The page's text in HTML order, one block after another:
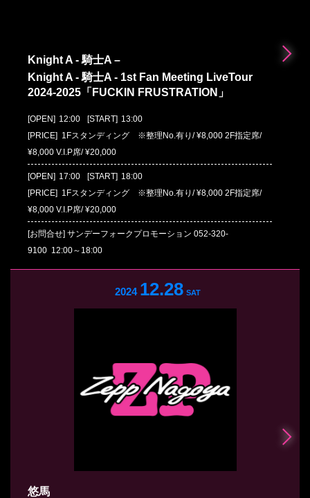
Knight A - 騎士A –
Knight A - 騎士A - 1st Fan Meeting LiveTour
2024-2025「FUCKIN FRUSTRATION」
[OPEN] 12:00 [START] 13:00
[PRICE] 1Fスタンディング ※整理No.有り/ ¥8,000 2F指定席/
¥8,000 V.I.P席/ ¥20,000
[OPEN] 17:00 [START] 18:00
[PRICE] 1Fスタンディング ※整理No.有り/ ¥8,000 2F指定席/
¥8,000 V.I.P席/ ¥20,000
[お問合せ] サンデーフォークプロモーション 052-320-
9100 12:00～18:00
2024 12.28 SAT
悠馬